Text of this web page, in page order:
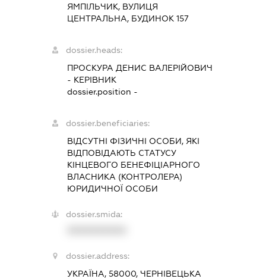
ЯМПІЛЬЧИК, ВУЛИЦЯ
ЦЕНТРАЛЬНА, БУДИНОК 157
dossier.heads:
ПРОСКУРА ДЕНИС ВАЛЕРІЙОВИЧ
- КЕРІВНИК
dossier.position -
dossier.beneficiaries:
ВІДСУТНІ ФІЗИЧНІ ОСОБИ, ЯКІ
ВІДПОВІДАЮТЬ СТАТУСУ
КІНЦЕВОГО БЕНЕФІЦІАРНОГО
ВЛАСНИКА (КОНТРОЛЕРА)
ЮРИДИЧНОЇ ОСОБИ
dossier.smida:
dossier.address:
УКРАЇНА, 58000, ЧЕРНІВЕЦЬКА